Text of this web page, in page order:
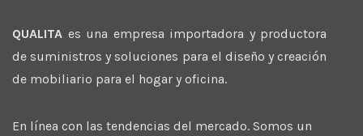
QUALITA es una empresa importadora y productora
de suministros y soluciones para el diseño y creación
de mobiliario para el hogar y oficina.
En línea con las tendencias del mercado. Somos un